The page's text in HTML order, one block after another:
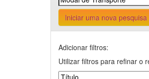
Iniciar uma nova pesquisa
Adicionar filtros:
Utilizar filtros para refinar o